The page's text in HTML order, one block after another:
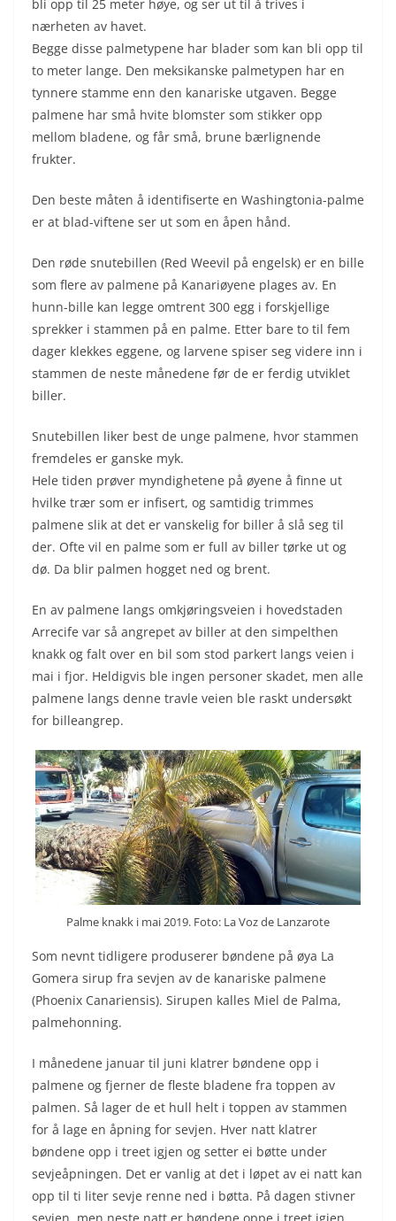
bli opp til 25 meter høye, og ser ut til å trives i
nærheten av havet.
Begge disse palmetypene har blader som kan bli opp til
to meter lange. Den meksikanske palmetypen har en
tynnere stamme enn den kanariske utgaven. Begge
palmene har små hvite blomster som stikker opp
mellom bladene, og får små, brune bærlignende
frukter.
Den beste måten å identifiserte en Washingtonia-palme
er at blad-viftene ser ut som en åpen hånd.
Den røde snutebillen (Red Weevil på engelsk) er en bille
som flere av palmene på Kanariøyene plages av. En
hunn-bille kan legge omtrent 300 egg i forskjellige
sprekker i stammen på en palme. Etter bare to til fem
dager klekkes eggene, og larvene spiser seg videre inn i
stammen de neste månedene før de er ferdig utviklet
biller.
Snutebillen liker best de unge palmene, hvor stammen
fremdeles er ganske myk.
Hele tiden prøver myndighetene på øyene å finne ut
hvilke trær som er infisert, og samtidig trimmes
palmene slik at det er vanskelig for biller å slå seg til
der. Ofte vil en palme som er full av biller tørke ut og
dø. Da blir palmen hogget ned og brent.
En av palmene langs omkjøringsveien i hovedstaden
Arrecife var så angrepet av biller at den simpelthen
knakk og falt over en bil som stod parkert langs veien i
mai i fjor. Heldigvis ble ingen personer skadet, men alle
palmene langs denne travle veien ble raskt undersøkt
for billeangrep.
Palme knakk i mai 2019. Foto: La Voz de Lanzarote
Som nevnt tidligere produserer bøndene på øya La
Gomera sirup fra sevjen av de kanariske palmene
(Phoenix Canariensis). Sirupen kalles Miel de Palma,
palmehonning.
I månedene januar til juni klatrer bøndene opp i
palmene og fjerner de fleste bladene fra toppen av
palmen. Så lager de et hull helt i toppen av stammen
for å lage en åpning for sevjen. Hver natt klatrer
bøndene opp i treet igjen og setter ei bøtte under
sevjeåpningen. Det er vanlig at det i løpet av ei natt kan
opp til ti liter sevje renne ned i bøtta. På dagen stivner
sevjen, men neste natt er bøndene oppe i treet igjen,